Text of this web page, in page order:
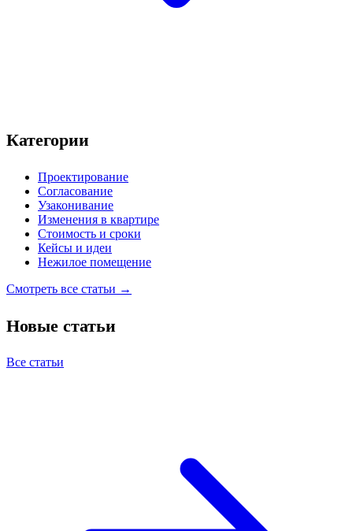
Категории
Проектирование
Согласование
Узаконивание
Изменения в квартире
Стоимость и сроки
Кейсы и идеи
Нежилое помещение
Смотреть все статьи →
Новые статьи
Все статьи